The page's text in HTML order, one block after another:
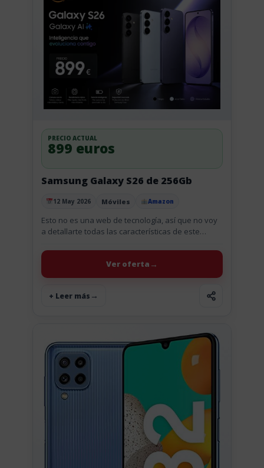
Publicado el
12 May 2026 Móviles Amazon
Samsung Galaxy S26 de 256Gb
PRECIO ACTUAL
899 euros
Esto no es una web de tecnología, así que no voy
a detallarte todas las características de este
GB....
+ Leer más
Ver oferta